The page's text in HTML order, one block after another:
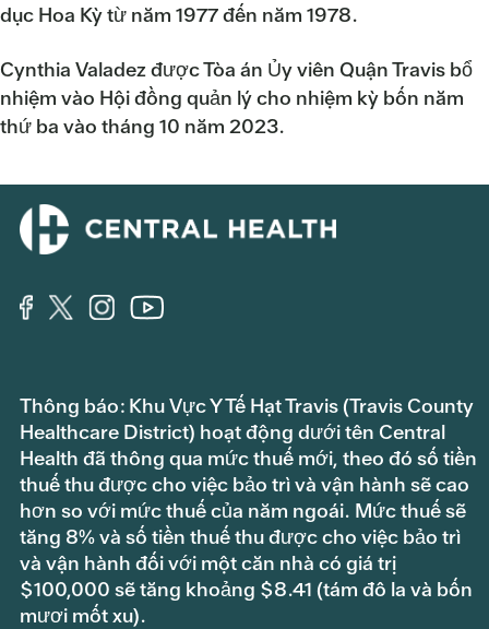
dục Hoa Kỳ từ năm 1977 đến năm 1978.
Cynthia Valadez được Tòa án Ủy viên Quận Travis bổ
nhiệm vào Hội đồng quản lý cho nhiệm kỳ bốn năm
thứ ba vào tháng 10 năm 2023.
Thông báo: Khu Vực Y Tế Hạt Travis (Travis County
Healthcare District) hoạt động dưới tên Central
Health đã thông qua mức thuế mới, theo đó số tiền
thuế thu được cho việc bảo trì và vận hành sẽ cao
hơn so với mức thuế của năm ngoái. Mức thuế sẽ
tăng 8% và số tiền thuế thu được cho việc bảo trì
và vận hành đối với một căn nhà có giá trị
$100,000 sẽ tăng khoảng $8.41 (tám đô la và bốn
mươi mốt xu).